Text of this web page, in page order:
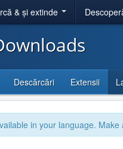
& și extinde
Descărcări Extensii
in your language.